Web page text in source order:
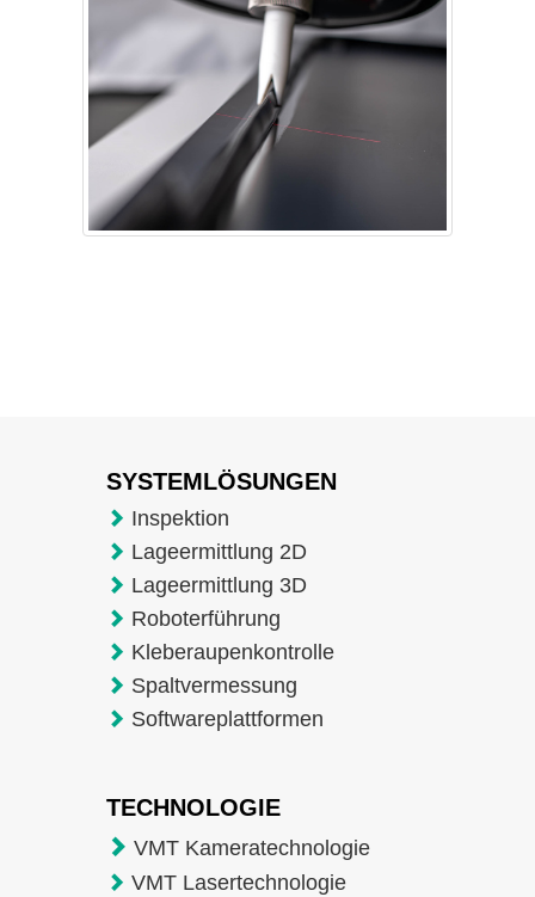
SYSTEMLÖSUNGEN
Inspektion
Lageermittlung 2D
Lageermittlung 3D
Roboterführung
Kleberaupenkontrolle
Spaltvermessung
Softwareplattformen
TECHNOLOGIE
VMT Kameratechnologie
VMT Lasertechnologie